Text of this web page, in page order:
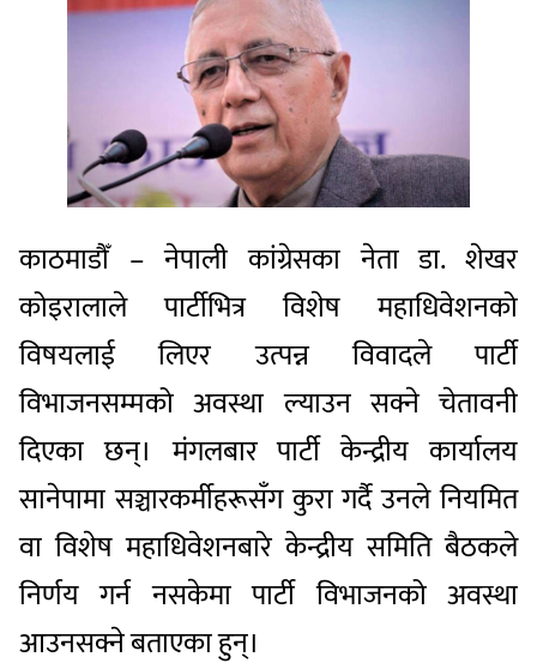
काठमाडौँ – नेपाली कांग्रेसका नेता डा. शेखर
कोइरालाले पार्टीभित्र विशेष महाधिवेशनको
विषयलाई लिएर उत्पन्न विवादले पार्टी
विभाजनसम्मको अवस्था ल्याउन सक्ने चेतावनी
दिएका छन्। मंगलबार पार्टी केन्द्रीय कार्यालय
सानेपामा सञ्चारकर्मीहरूसँग कुरा गर्दै उनले नियमित
वा विशेष महाधिवेशनबारे केन्द्रीय समिति बैठकले
निर्णय गर्न नसकेमा पार्टी विभाजनको अवस्था
आउनसक्ने बताएका हुन्।